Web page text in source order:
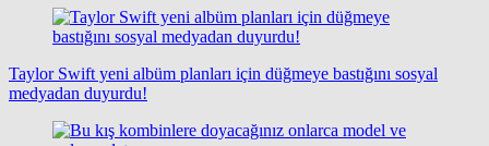
Taylor Swift yeni albüm planları için düğmeye bastığını sosyal
medyadan duyurdu!